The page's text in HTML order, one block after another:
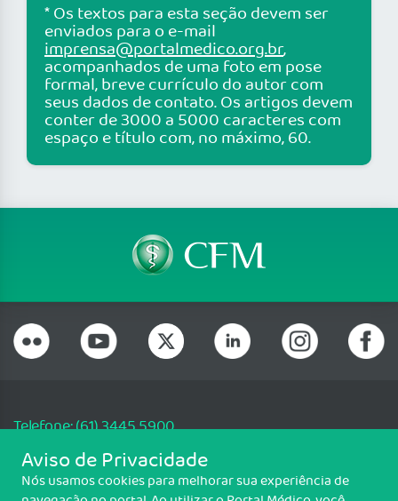
* Os textos para esta seção devem ser
enviados para o e-mail
imprensa@portalmedico.org.br,
acompanhados de uma foto em pose
formal, breve currículo do autor com
seus dados de contato. Os artigos devem
conter de 3000 a 5000 caracteres com
espaço e título com, no máximo, 60.
Telefone: (61) 3445 5900
Email: cfm@portalmedico.org.br
SGAS 616, Conjunto D, Lote 115, L2 Sul, Brasília/DF - CEP: 70200-760 -
CNPJ: 33.583.550/0001-30
Aviso de Privacidade
Nós usamos cookies para melhorar sua experiência de